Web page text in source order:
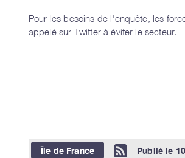
Pour les besoins de l'enquête, les
appelé sur Twitter à éviter le secteur.
Île de France Publié le